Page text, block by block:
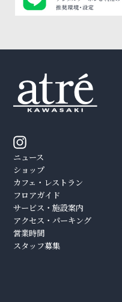
ニュース
ショップ
カフェ・レストラン
フロアガイド
サービス・施設案内
アクセス・パーキング
営業時間
スタッフ募集